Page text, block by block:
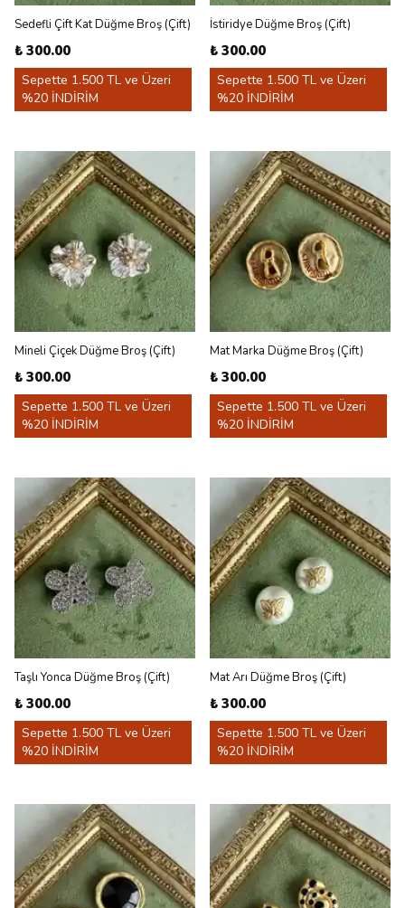
Sedefli Çift Kat Düğme Broş (Çift)
₺ 300.00
Sepette 1.500 TL ve Üzeri
%20 İNDİRİM
İstiridye Düğme Broş (Çift)
₺ 300.00
Sepette 1.500 TL ve Üzeri
%20 İNDİRİM
Mineli Çiçek Düğme Broş (Çift)
₺ 300.00
Sepette 1.500 TL ve Üzeri
%20 İNDİRİM
Mat Marka Düğme Broş (Çift)
₺ 300.00
Sepette 1.500 TL ve Üzeri
%20 İNDİRİM
Taşlı Yonca Düğme Broş (Çift)
₺ 300.00
Sepette 1.500 TL ve Üzeri
%20 İNDİRİM
Mat Arı Düğme Broş (Çift)
₺ 300.00
Sepette 1.500 TL ve Üzeri
%20 İNDİRİM